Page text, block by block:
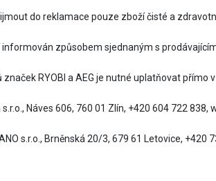
do reklamace pouze zboží čisté a
způsobem sjednaným s
RYOBI a AEG je nutné uplatňovat přímo
Náves 606, 760 01 Zlín, +420 604 722 838,
s.r.o., Brněnská 20/3, 679 61 Letovice, +420